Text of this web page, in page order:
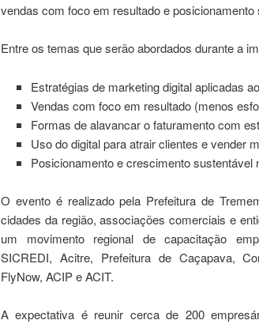
vendas com foco em resultado e
Entre os temas que serão abordados durante a
Estratégias de marketing digital aplicadas
Vendas com foco em resultado (menos
Formas de alavancar o faturamento com
Uso do digital para atrair clientes e vender
Posicionamento e crescimento sustentável
O evento é realizado pela Prefeitura de
cidades da região, associações comerciais e
um movimento regional de capacitação
SICREDI, Acitre, Prefeitura de Caçapava,
FlyNow, ACIP e ACIT.
A expectativa é reunir cerca de 200